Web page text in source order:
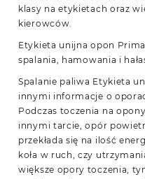
klasy na etykietach oraz
kierowców.
Etykieta unijna opon
spalania, hamowania i
Spalanie paliwa Etykieta
innymi informacje o
Podczas toczenia na
innymi tarcie, opór
przekłada się na ilość
koła w ruch, czy
większe opory toczenia,